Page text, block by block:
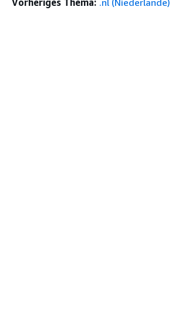
Vorheriges Thema: .nl (Niederlande)